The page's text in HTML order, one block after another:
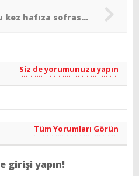
Kadıköy´ün hikâyesi bu kez hafıza sofrasında dile geliyor
Siz de yorumunuzu yapın
Tüm Yorumları Görün
girişi yapın!